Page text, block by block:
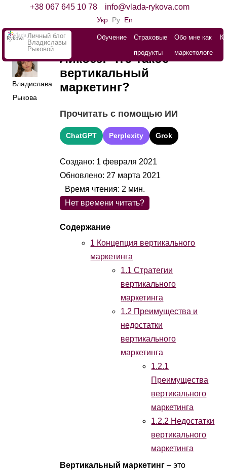
+38 067 645 10 78 info@vlada-rykova.com
Укр Ру En
Личный блог
Владиславы
Рыковой
Обучение
Страховые
продукты
Обо мне как
маркетологе
Владислава
Рыкова
Ликбез: Что такое
вертикальный
маркетинг?
Прочитать с помощью ИИ
ChatGPT Perplexity Grok
Создано: 1 февраля 2021
Обновлено: 27 марта 2021
Нет времени читать?
1 Концепция вертикального
маркетинга
1.1 Стратегии
вертикального
маркетинга
1.2 Преимущества и
недостатки
вертикального
маркетинга
1.2.1
Преимущества
вертикального
маркетинга
1.2.2 Недостатки
вертикального
маркетинга
Время чтения: 2 мин.
Вертикальный маркетинг – это